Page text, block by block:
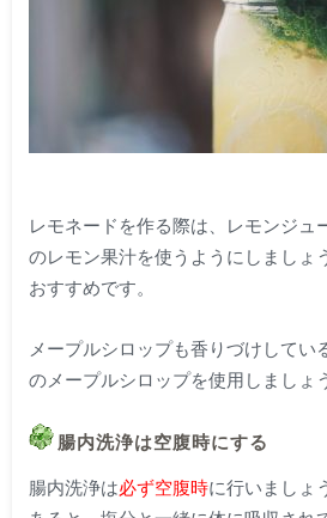
レモネードを作る際は、レモンジュ
のレモン果汁を使うようにしましょ
おすすめです。
メープルシロップも香りづけしてい
のメープルシロップを使用しましょ
腸内洗浄は空腹時にする
腸内洗浄は必ず空腹時に行いましょ